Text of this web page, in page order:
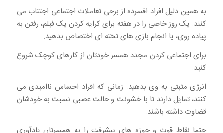
به همین دلیل افراد افسرده از برخی تعاملات اجتماعی اجتناب می
کنند. یک روز خاصی را در هفته برای کرایه کردن یک فیلم، رفتن به
پیاده روی، یا انجام بازی های تخته ای اختصاص بدهید.
برای اجتماعی کردن مجدد همسر خودتان از کارهای کوچک شروع
کنید.
انرژی مثبتی به وی بدهید. زمانی که افراد احساس ناامیدی می
کنند، تمایل دارند تا با خشونت و حالت عصبی نسبت به خودشان
قضاوت داشته باشند.
حتما نقاط قوت و حوزه های پیشرفت را به همسرتان یادآوری